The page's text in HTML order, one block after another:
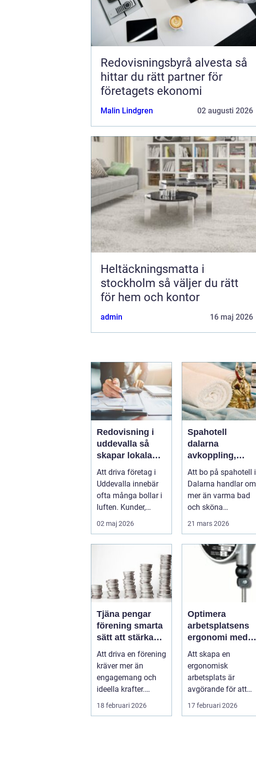
Redovisningsbyrå alvesta så
hittar du rätt partner för
företagets ekonomi
Malin Lindgren 02 augusti 2026
Heltäckningsmatta i
stockholm så väljer du rätt
för hem och kontor
admin 16 maj 2026
Redovisning i
uddevalla så
skapar lokala
företag trygg
ekonomi
Att driva företag i
Uddevalla innebär
ofta många bollar i
luften. Kunder,
leveranser, personal
och m...
02 maj 2026
Spahotell
dalarna
avkoppling,
natur och
smaker i hjärtat
av landskapet
Att bo på spahotell i
Dalarna handlar om
mer än varma bad
och sköna
s...
21 mars 2026
Tjäna pengar
förening smarta
sätt att stärka
kassan utan
krångel
Att driva en förening
kräver mer än
engagemang och
ideella krafter.
Träningshallar ska
18 februari 2026
Optimera
arbetsplatsens
ergonomi med
balansblock
Att skapa en
ergonomisk
arbetsplats är
avgörande för att
främja hälsa och v...
17 februari 2026